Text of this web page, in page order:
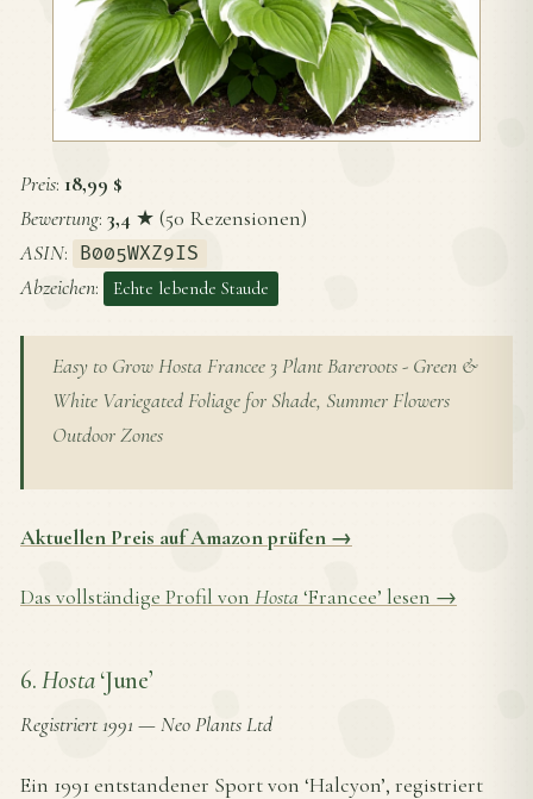
Preis: 18,99 $
Bewertung: 3,4 ★ (50 Rezensionen)
ASIN: B005WXZ9IS
Abzeichen: Echte lebende Staude
Easy to Grow Hosta Francee 3 Plant Bareroots - Green &
White Variegated Foliage for Shade, Summer Flowers
Outdoor Zones
Aktuellen Preis auf Amazon prüfen →
Das vollständige Profil von Hosta ‘Francee’ lesen →
6.Hosta‘June’
Registriert 1991 —Neo Plants Ltd
Ein 1991 entstandener Sport von ‘Halcyon’, registriert